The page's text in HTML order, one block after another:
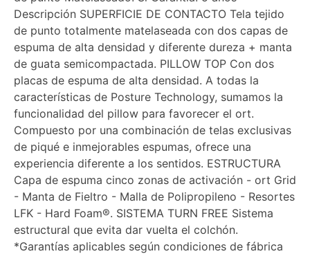
Descripción SUPERFICIE DE CONTACTO Tela tejido
de punto totalmente matelaseada con dos capas de
espuma de alta densidad y diferente dureza + manta
de guata semicompactada. PILLOW TOP Con dos
placas de espuma de alta densidad. A todas la
características de Posture Technology, sumamos la
funcionalidad del pillow para favorecer el ort.
Compuesto por una combinación de telas exclusivas
de piqué e inmejorables espumas, ofrece una
experiencia diferente a los sentidos. ESTRUCTURA
Capa de espuma cinco zonas de activación - ort Grid
- Manta de Fieltro - Malla de Polipropileno - Resortes
LFK - Hard Foam®. SISTEMA TURN FREE Sistema
estructural que evita dar vuelta el colchón.
*Garantías aplicables según condiciones de fábrica